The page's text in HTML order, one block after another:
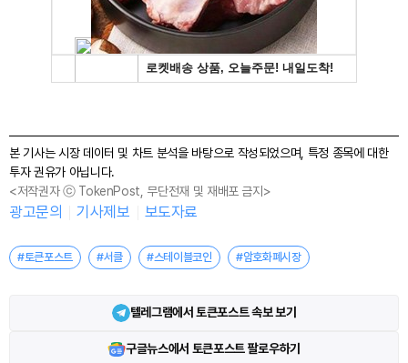
본 기사는 시장 데이터 및 차트 분석을 바탕으로 작성되었으며, 특정 종목에 대한
투자 권유가 아닙니다.
<저작권자 ⓒ TokenPost, 무단전재 및 재배포 금지>
광고문의 기사제보 보도자료
#토큰포스트 #서클 #스테이블코인 #암호화폐시장
텔레그램에서 토큰포스트 속보 보기
구글뉴스에서 토큰포스트 팔로우하기